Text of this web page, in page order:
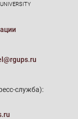
служба):